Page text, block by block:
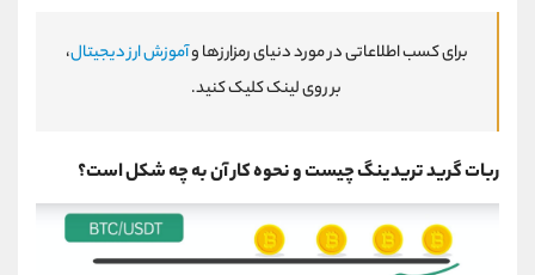
برای کسب اطلاعاتی در مورد دنیای رمزارزها وآموزش ارز دیجیتال،
بر روی لینک کلیک کنید.
ربات گرید تریدینگ چیست و نحوه کار آن به چه شکل است؟